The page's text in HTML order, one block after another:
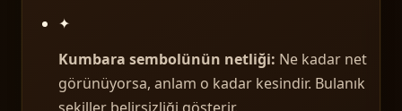
✦
Kumbara sembolünün netliği: Ne kadar net
görünüyorsa, anlam o kadar kesindir. Bulanık